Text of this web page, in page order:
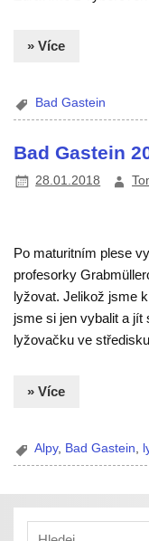
» Více
Bad Gastein
Bad Gastein
28.01.2018
Po maturitním plese
profesorky
lyžovat. Jelikož jsme
jsme si jen vybalit a
lyžovačku ve
» Více
Alpy, Bad Gastein,